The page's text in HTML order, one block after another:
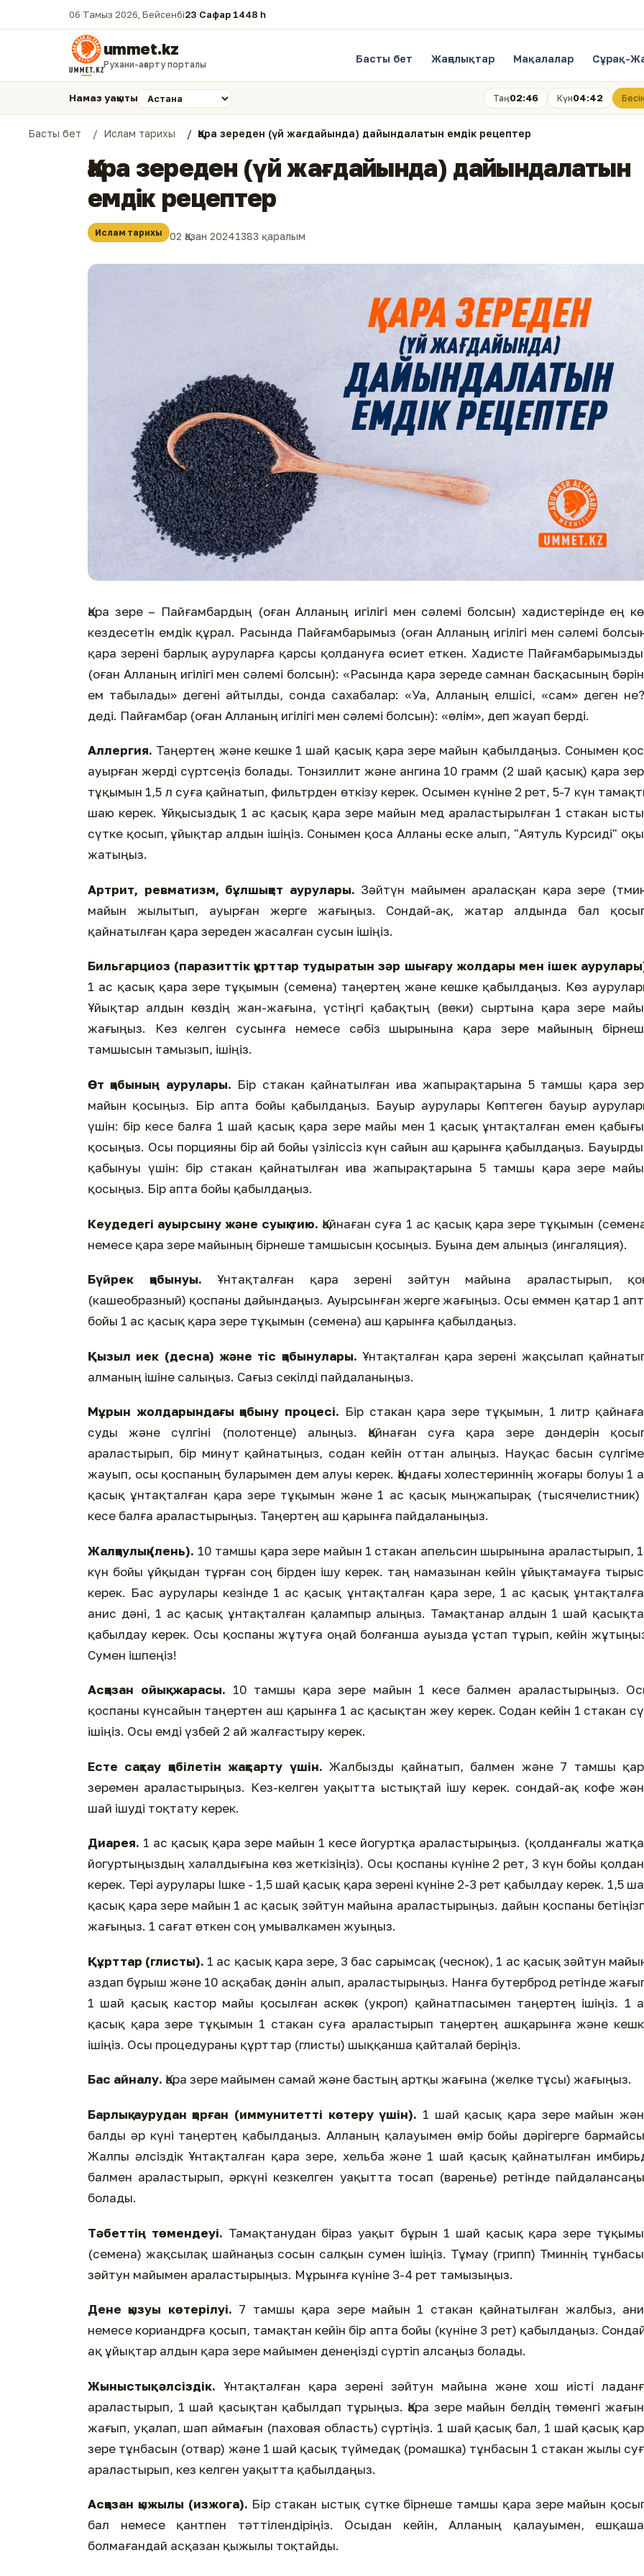
06 Тамыз 2026, Бейсенбі23 Сафар 1448 һ.
ummet.kz
Рухани-ағарту порталы Басты бет Жаңалықтар Мақалалар Сұрақ-
Намаз уақыты Таң02:46 Күн04:42 Бесін
Басты бет Ислам тарихы Қара зереден (үй жағдайында) дайындалатын емдік рецептер
Қара зереден (үй жағдайында) дайындалатын
емдік рецептер
Ислам тарихы 02 Қазан 20241383 қаралым
Қара зере – Пайғамбардың (оған Алланың игілігі мен сәлемі болсын) хадистерінде ең
кездесетін емдік құрал. Расында Пайғамбарымыз (оған Алланың игілігі мен сәлемі
қара зерені барлық ауруларға қарсы қолдануға өсиет еткен. Хадисте
(оған Алланың игілігі мен сәлемі болсын): «Расында қара зереде самнан басқасының
ем табылады» дегені айтылды, сонда сахабалар: «Уа, Алланың елшісі, «сам» деген
деді. Пайғамбар (оған Алланың игілігі мен сәлемі болсын): «өлім», деп жауап берді.
Аллергия. Таңертең және кешке 1 шай қасық қара зере майын қабылдаңыз. Сонымен
ауырған жерді сүртсеңіз болады. Тонзиллит және ангина 10 грамм (2 шай қасық) қара
тұқымын 1,5 л суға қайнатып, фильтрден өткізу керек. Осымен күніне 2 рет, 5-7 күн
шаю керек. Ұйқысыздық 1 ас қасық қара зере майын мед араластырылған 1 стакан
сүтке қосып, ұйықтар алдын ішіңіз. Сонымен қоса Алланы еске алып, "Аятуль Курсиді"
жатыңыз.
Артрит, ревматизм, бұлшықет аурулары. Зәйтүн майымен араласқан қара зере
майын жылытып, ауырған жерге жағыңыз. Сондай-ақ, жатар алдында бал
қайнатылған қара зереден жасалған сусын ішіңіз.
Бильгарциоз (паразиттік құрттар тудыратын зәр шығару жолдары мен ішек
1 ас қасық қара зере тұқымын (семена) таңертең және кешке қабылдаңыз. Көз
Ұйықтар алдын көздің жан-жағына, үстіңгі қабақтың (веки) сыртына қара зере
жағыңыз. Кез келген сусынға немесе сәбіз шырынына қара зере майының
тамшысын тамызып, ішіңіз.
Өт қабының аурулары. Бір стакан қайнатылған ива жапырақтарына 5 тамшы қара
майын қосыңыз. Бір апта бойы қабылдаңыз. Бауыр аурулары Көптеген бауыр
үшін: бір кесе балға 1 шай қасық қара зере майы мен 1 қасық ұнтақталған емен
қосыңыз. Осы порцияны бір ай бойы үзіліссіз күн сайын аш қарынға қабылдаңыз.
қабынуы үшін: бір стакан қайнатылған ива жапырақтарына 5 тамшы қара зере
қосыңыз. Бір апта бойы қабылдаңыз.
Кеудедегі ауырсыну және суық тию. Қайнаған суға 1 ас қасық қара зере тұқымын
немесе қара зере майының бірнеше тамшысын қосыңыз. Буына дем алыңыз (ингаляция).
Бүйрек қабынуы. Ұнтақталған қара зерені зәйтун майына араластырып,
(кашеобразный) қоспаны дайындаңыз. Ауырсынған жерге жағыңыз. Осы еммен қатар 1
бойы 1 ас қасық қара зере тұқымын (семена) аш қарынға қабылдаңыз.
Қызыл иек (десна) және тіс қабынулары. Ұнтақталған қара зерені жақсылап
алманың ішіне салыңыз. Сағыз секілді пайдаланыңыз.
Мұрын жолдарындағы қабыну процесі. Бір стакан қара зере тұқымын, 1 литр
суды және сүлгіні (полотенце) алыңыз. Қайнаған суға қара зере дәндерін
араластырып, бір минут қайнатыңыз, содан кейін оттан алыңыз. Науқас басын
жауып, осы қоспаның буларымен дем алуы керек. Қандағы холестериннің жоғары болуы 1
қасық ұнтақталған қара зере тұқымын және 1 ас қасық мыңжапырақ (тысячелистник)
кесе балға араластырыңыз. Таңертең аш қарынға пайдаланыңыз.
Жалқаулық (лень). 10 тамшы қара зере майын 1 стакан апельсин шырынына араластырып,
күн бойы ұйқыдан тұрған соң бірден ішу керек. таң намазынан кейін ұйықтамауға
керек. Бас аурулары кезінде 1 ас қасық ұнтақталған қара зере, 1 ас қасық
анис дәні, 1 ас қасық ұнтақталған қалампыр алыңыз. Тамақтанар алдын 1 шай
қабылдау керек. Осы қоспаны жұтуға оңай болғанша ауызда ұстап тұрып, кейін
Сумен ішпеңіз!
Асқазан ойық жарасы. 10 тамшы қара зере майын 1 кесе балмен араластырыңыз.
қоспаны күнсайын таңертен аш қарынға 1 ас қасықтан жеу керек. Содан кейін 1 стакан
ішіңіз. Осы емді үзбей 2 ай жалғастыру керек.
Есте сақтау қабілетін жақсарту үшін. Жалбызды қайнатып, балмен және 7 тамшы
зеремен араластырыңыз. Кез-келген уақытта ыстықтай ішу керек. сондай-ақ кофе
шай ішуді тоқтату керек.
Диарея. 1 ас қасық қара зере майын 1 кесе йогуртқа араластырыңыз. (қолданғалы
йогуртыңыздың халалдығына көз жеткізіңіз). Осы қоспаны күніне 2 рет, 3 күн бойы
керек. Тері аурулары Ішке - 1,5 шай қасық қара зерені күніне 2-3 рет қабылдау керек. 1,5
қасық қара зере майын 1 ас қасық зәйтун майына араластырыңыз. дайын қоспаны
жағыңыз. 1 сағат өткен соң умывалкамен жуыңыз.
Құрттар (глисты). 1 ас қасық қара зере, 3 бас сарымсақ (чеснок), 1 ас қасық зәйтун
аздап бұрыш және 10 асқабақ дәнін алып, араластырыңыз. Нанға бутерброд ретінде
1 шай қасық кастор майы қосылған аскөк (укроп) қайнатпасымен таңертең ішіңіз. 1
қасық қара зере тұқымын 1 стакан суға араластырып таңертең ашқарынға және
ішіңіз. Осы процедураны құрттар (глисты) шыққанша қайталай беріңіз.
Бас айналу. Қара зере майымен самай және бастың артқы жағына (желке тұсы) жағыңыз.
Барлық аурудан қорған (иммунитетті көтеру үшін). 1 шай қасық қара зере майын
балды әр күні таңертең қабылдаңыз. Алланың қалауымен өмір бойы дәрігерге
Жалпы әлсіздік Ұнтақталған қара зере, хельба және 1 шай қасық қайнатылған
балмен араластырып, әркүні кезкелген уақытта тосап (варенье) ретінде
болады.
Тәбеттің төмендеуі. Тамақтанудан біраз уақыт бұрын 1 шай қасық қара зере
(семена) жақсылақ шайнаңыз сосын салқын сумен ішіңіз. Тұмау (грипп) Тминнің
зәйтун майымен араластырыңыз. Мұрынға күніне 3-4 рет тамызыңыз.
Дене қызуы көтерілуі. 7 тамшы қара зере майын 1 стакан қайнатылған жалбыз,
немесе кориандрға қосып, тамақтан кейін бір апта бойы (күніне 3 рет) қабылдаңыз.
ақ ұйықтар алдын қара зере майымен денеңізді сүртіп алсаңыз болады.
Жыныстық әлсіздік. Ұнтақталған қара зерені зәйтун майына және хош иісті
араластырып, 1 шай қасықтан қабылдап тұрыңыз. Қара зере майын белдің төменгі
жағып, уқалап, шап аймағын (паховая область) сүртіңіз. 1 шай қасық бал, 1 шай қасық
зере тұнбасын (отвар) және 1 шай қасық түймедақ (ромашка) тұнбасын 1 стакан жылы
араластырып, кез келген уақытта қабылдаңыз.
Асқазан қыжылы (изжога). Бір стакан ыстық сүтке бірнеше тамшы қара зере майын
бал немесе қантпен тәттілендіріңіз. Осыдан кейін, Алланың қалауымен,
болмағандай асқазан қыжылы тоқтайды.